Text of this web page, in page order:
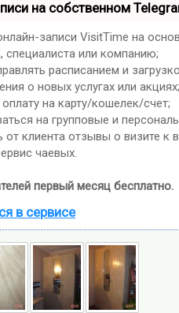
на собственном
записи VisitTime на
специалиста или компанию;
расписанием и
о новых услугах или
на карту/кошелек/счет;
на групповые и
клиента отзывы о визите к
чаевых.
первый месяц бесплатно.
в сервисе